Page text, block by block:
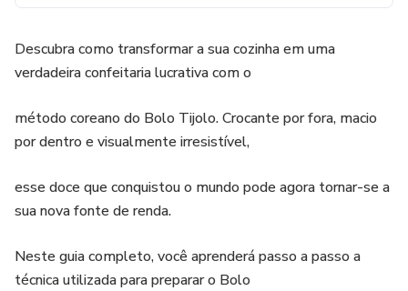
Descubra como transformar a sua cozinha em uma
verdadeira confeitaria lucrativa com o
método coreano do Bolo Tijolo. Crocante por fora, macio
por dentro e visualmente irresistível,
esse doce que conquistou o mundo pode agora tornar-se a
sua nova fonte de renda.
Neste guia completo, você aprenderá passo a passo a
técnica utilizada para preparar o Bolo